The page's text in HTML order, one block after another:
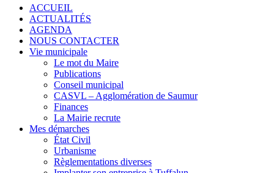
ACCUEIL
ACTUALITÉS
AGENDA
NOUS CONTACTER
Vie municipale
Le mot du Maire
Publications
Conseil municipal
CASVL – Agglomération de Saumur
Finances
La Mairie recrute
Mes démarches
État Civil
Urbanisme
Règlementations diverses